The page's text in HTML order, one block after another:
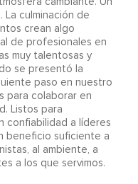
La culminación de
crean algo
de profesionales en
muy talentosas y
se presentó la
paso en nuestro
para colaborar en
Listos para
confiabilidad a líderes
beneficio suficiente a
al ambiente, a
a los que servimos.